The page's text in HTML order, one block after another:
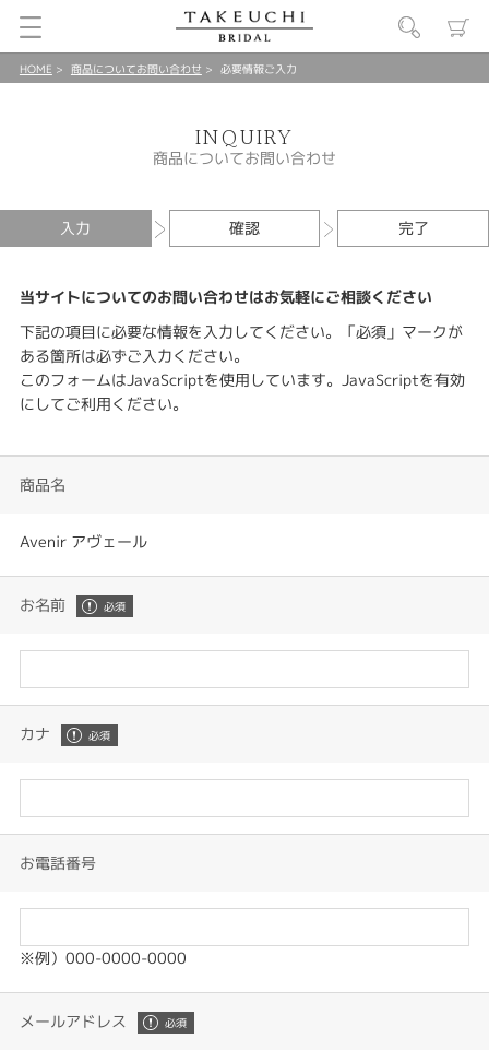
HOME 商品についてお問い合わせ 必要情報ご入力
INQUIRY
商品についてお問い合わせ
入力 確認 完了
当サイトについてのお問い合わせはお気軽にご相談ください
下記の項目に必要な情報を入力してください。「必須」マークが
ある箇所は必ずご入力ください。
このフォームはJavaScriptを使用しています。JavaScriptを有効
にしてご利用ください。
商品名
Avenir アヴェール
お名前
カナ
お電話番号
※例）000-0000-0000
メールアドレス